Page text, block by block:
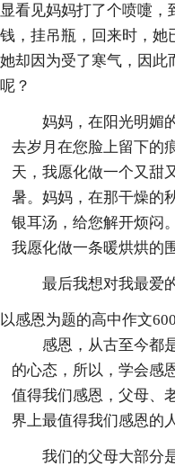
显看见妈妈打了个喷嚏
钱，挂吊瓶，回来时，她
她却因为受了寒气，因此
呢？
妈妈，在阳光明媚
去岁月在您脸上留下的
天，我愿化做一个又甜
暑。妈妈，在那干燥的
银耳汤，给您解开烦闷
我愿化做一条暖烘烘的
最后我想对我最爱
以感恩为题的高中作文
感恩，从古至今都
的心态，所以，学会感
值得我们感恩，父母
界上最值得我们感恩的
我们的父母大部分